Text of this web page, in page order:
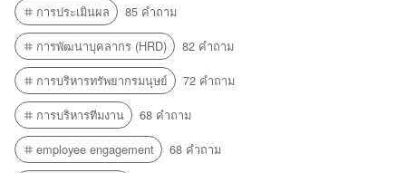
การประเมินผล
85 คำถาม
การพัฒนาบุคลากร (HRD)
82 คำถาม
การบริหารทรัพยากรมนุษย์
72 คำถาม
การบริหารทีมงาน
68 คำถาม
employee engagement
68 คำถาม